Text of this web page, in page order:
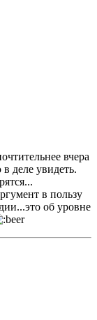
вчера
деле увидеть.
в пользу
об уровне